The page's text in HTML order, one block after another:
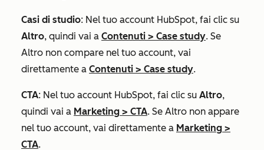
Casi di studio: Nel tuo account HubSpot, fai clic su
Altro, quindi vai a Contenuti > Case study. Se
Altro non compare nel tuo account, vai
direttamente a Contenuti > Case study.
CTA: Nel tuo account HubSpot, fai clic su Altro,
quindi vai a Marketing > CTA. Se Altro non appare
nel tuo account, vai direttamente a Marketing >
CTA.